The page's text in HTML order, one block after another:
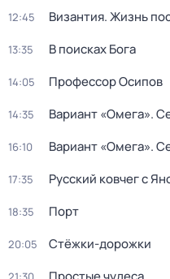
12:45 Византия. Жизнь
13:35 В поисках Бога
14:05 Пpофессор Осипoв
14:35 Вариант «Омега».
16:10 Вариант «Омега».
17:35 Русский ковчег с
18:35 Порт
20:05 Стёжки-дорожки